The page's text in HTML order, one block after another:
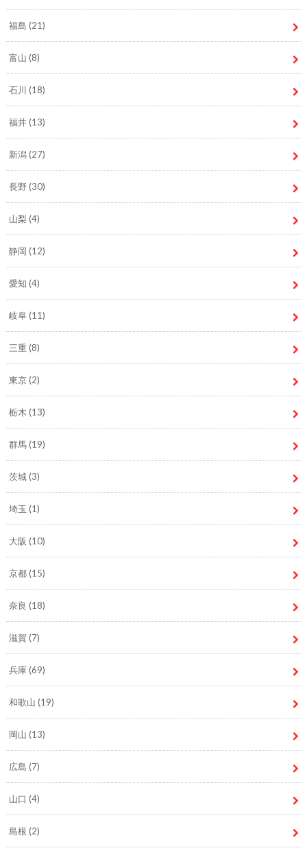
福島 (21)
富山 (8)
石川 (18)
福井(13)
新潟(27)
長野(30)
山梨 (4)
静岡 (12)
愛知 (4)
岐阜(11)
三重 (8)
東京(2)
栃木 (13)
群馬(19)
茨城(3)
埼玉 (1)
大阪 (10)
京都(15)
奈良 (18)
滋賀 (7)
兵庫(69)
和歌山 (19)
岡山 (13)
広島 (7)
山口 (4)
島根 (2)